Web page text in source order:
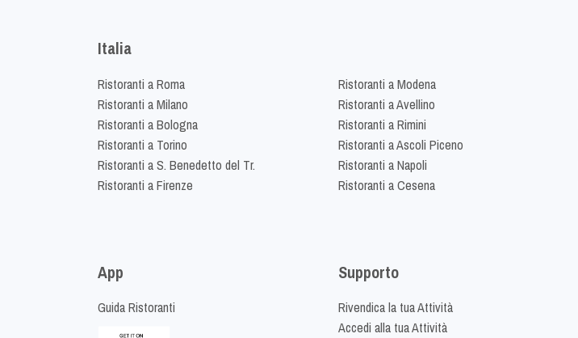
Italia
Ristoranti a Roma
Ristoranti a Milano
Ristoranti a Bologna
Ristoranti a Torino
Ristoranti a S. Benedetto del Tr.
Ristoranti a Firenze
Ristoranti a Modena
Ristoranti a Avellino
Ristoranti a Rimini
Ristoranti a Ascoli Piceno
Ristoranti a Napoli
Ristoranti a Cesena
App
Guida Ristoranti
Supporto
Rivendica la tua Attività
Accedi alla tua Attività